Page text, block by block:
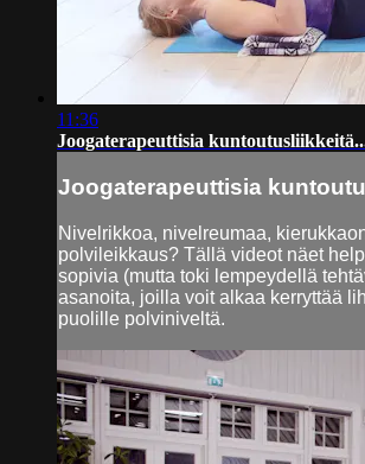
11:36
Joogaterapeuttisia
Joogaterapeuttisia
Nivelrikkoa, nivelreumaa,
polvileikkaus? Tällä videot näet
sopivia (mutta toki lempeydellä
asanoita, joilla voit alkaa kerryttää
puolille polviniveltä.